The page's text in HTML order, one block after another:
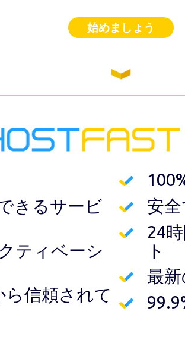
始めましょう
きるサービ
ティベーシ
ら信頼されて
安
24
ト
最